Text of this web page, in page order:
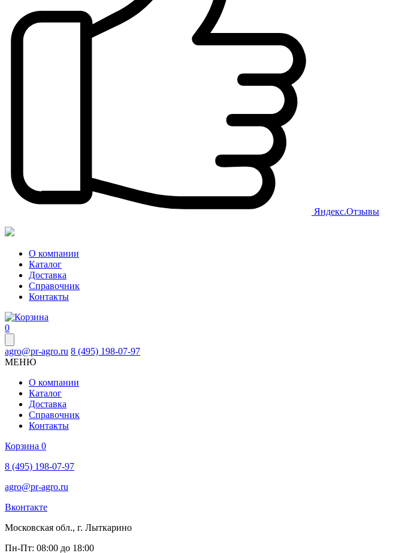
Яндекс.Отзывы
О компании
Каталог
Доставка
Справочник
Контакты
0
agro@pr-agro.ru 8 (495) 198-07-97
МЕНЮ
О компании
Каталог
Доставка
Справочник
Контакты
Корзина 0
8 (495) 198-07-97
agro@pr-agro.ru
Вконтакте
Московская обл., г. Лыткарино
Пн-Пт: 08:00 до 18:00